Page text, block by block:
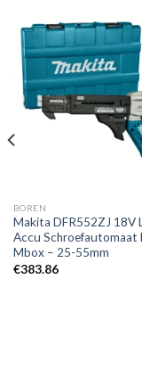
BOREN
Makita DFR552ZJ 18V
Accu Schroefautomaat
Mbox – 25-55mm
€383.86